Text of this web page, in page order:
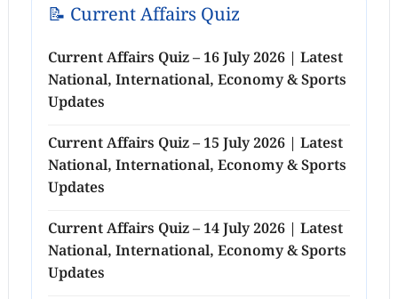
📝 Current Affairs Quiz
Current Affairs Quiz – 16 July 2026 | Latest
National, International, Economy & Sports
Updates
Current Affairs Quiz – 15 July 2026 | Latest
National, International, Economy & Sports
Updates
Current Affairs Quiz – 14 July 2026 | Latest
National, International, Economy & Sports
Updates